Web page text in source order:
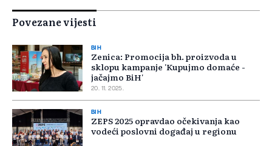
Povezane vijesti
BIH
Zenica: Promocija bh. proizvoda u
sklopu kampanje 'Kupujmo domaće -
jačajmo BiH'
20. 11. 2025.
BIH
ZEPS 2025 opravdao očekivanja kao
vodeći poslovni događaj u regionu